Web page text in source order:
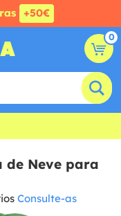
+50€
0
de Neve para
Consulte-as